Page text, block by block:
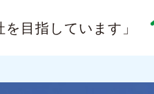
目指しています」